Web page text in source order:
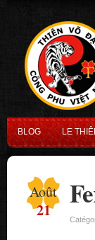
BLOG LE
Août
21